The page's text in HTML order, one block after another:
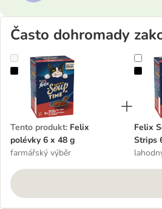
Často dohromady
Felix polévky 6 x 48 g
Tento produkt: Felix
polévky 6 x 48 g
farmářský výběr
Felix
Felix
Strips